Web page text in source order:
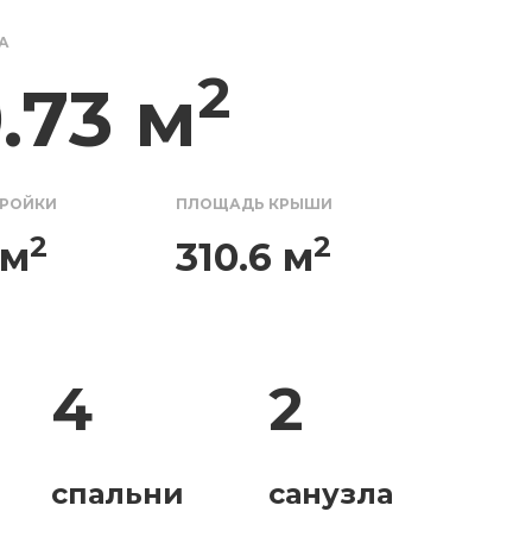
м2
2
ПЛОЩАДЬ КРЫШИ
310.6 м2
4
спальни
2
санузла